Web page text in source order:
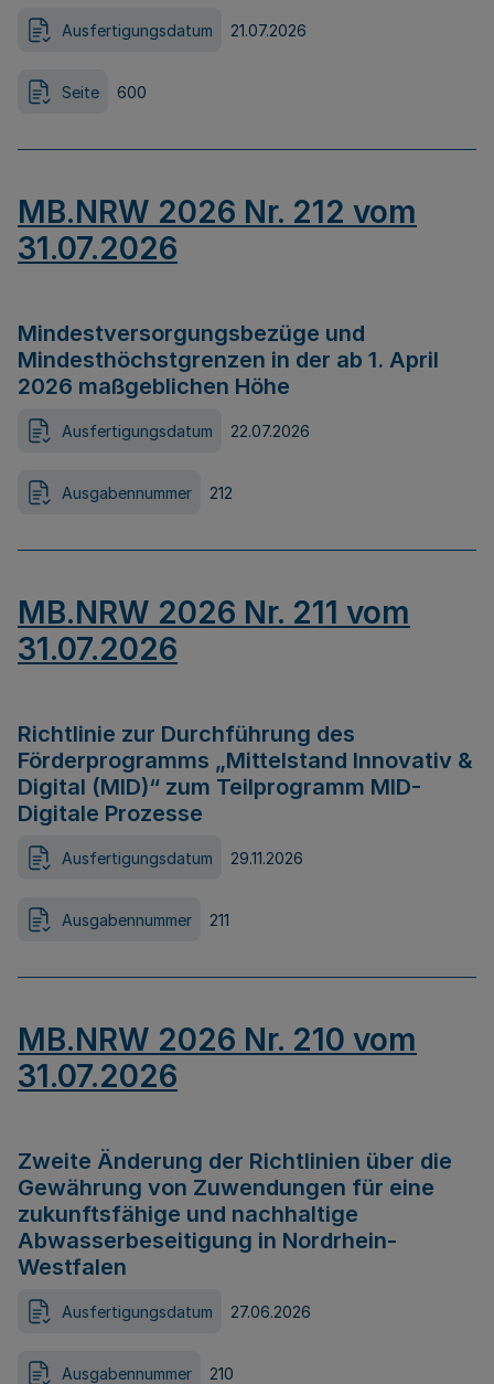
Ausfertigungsdatum 21.07.2026
Seite 600
MB.NRW 2026 Nr. 212 vom
31.07.2026
Mindestversorgungsbezüge und
Mindesthöchstgrenzen in der ab 1. April
2026 maßgeblichen Höhe
Ausfertigungsdatum 22.07.2026
Ausgabennummer 212
MB.NRW 2026 Nr. 211 vom
31.07.2026
Richtlinie zur Durchführung des
Förderprogramms „Mittelstand Innovativ &
Digital (MID)“ zum Teilprogramm MID-
Digitale Prozesse
Ausfertigungsdatum 29.11.2026
Ausgabennummer 211
MB.NRW 2026 Nr. 210 vom
31.07.2026
Zweite Änderung der Richtlinien über die
Gewährung von Zuwendungen für eine
zukunftsfähige und nachhaltige
Abwasserbeseitigung in Nordrhein-
Westfalen
Ausfertigungsdatum 27.06.2026
Ausgabennummer 210